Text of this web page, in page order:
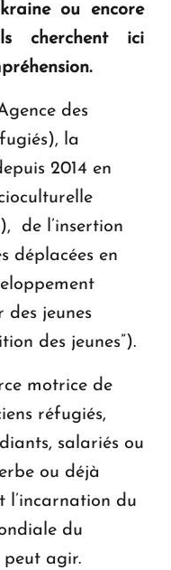
ou encore
cherchent ici
des
la
2014 en
de l’insertion
déplacées en
des jeunes
des jeunes”).
motrice de
réfugiés,
salariés ou
ou déjà
l’incarnation du
du
peut agir.